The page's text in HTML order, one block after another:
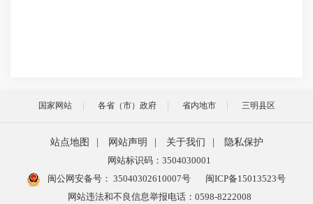
国家网站 各省（市）政府 省内地市 三明县区
站点地图 网站声明 关于我们
隐私保护
网站标识码：3504030001
闽公网安备号： 35040302610007号
闽ICP备15013523号
网站违法和不良信息举报电话：0598-8222008